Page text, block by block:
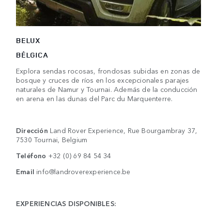
BELUX
BÉLGICA
Explora sendas rocosas, frondosas subidas en zonas de
bosque y cruces de ríos en los excepcionales parajes
naturales de Namur y Tournai. Además de la conducción
en arena en las dunas del Parc du Marquenterre.
Dirección Land Rover Experience, Rue Bourgambray 37,
7530 Tournai, Belgium
Teléfono +32 (0) 69 84 54 34
Email info@landroverexperience.be
EXPERIENCIAS DISPONIBLES: